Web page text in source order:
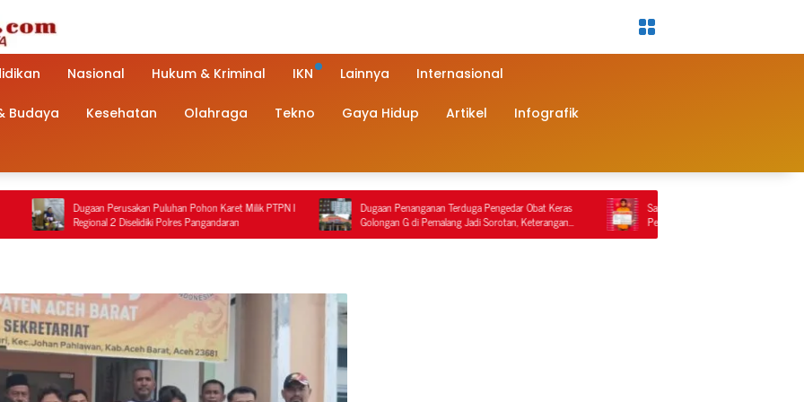
Nasional Hukum & Kriminal IKN Lainnya Internasional
Budaya Kesehatan Olahraga Tekno Gaya Hidup Artikel Infografik
Dugaan Perusakan Puluhan Pohon Karet Milik PTPN I
Regional 2 Diselidiki Polres Pangandaran
Dugaan Penanganan Terduga Pengedar Obat Keras
Golongan G di Pemalang Jadi Sorotan, Keterangan
Polisi Berbeda dengan Rekaman Video
Sat Reskrim Polres Nagan Raya Kembali Lakukan
Penindakan Penyalahgunaan BBM Bersubsidi, Tiga
Tersangka Ditahan.